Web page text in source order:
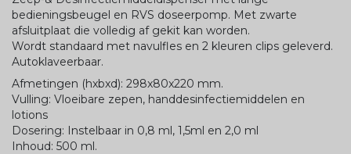
bedieningsbeugel en RVS doseerpomp. Met zwarte
afsluitplaat die volledig af gekit kan worden.
Wordt standaard met navulfles en 2 kleuren clips geleverd.
Autoklaveerbaar.
Afmetingen (hxbxd): 298x80x220 mm.
Vulling: Vloeibare zepen, handdesinfectiemiddelen en
lotions
Dosering: Instelbaar in 0,8 ml, 1,5ml en 2,0 ml
Inhoud: 500 ml.